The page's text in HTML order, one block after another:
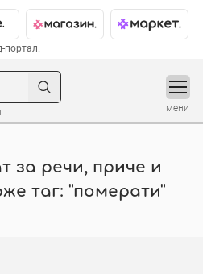
портал.
мени
за речи, приче и
таг: "померати"